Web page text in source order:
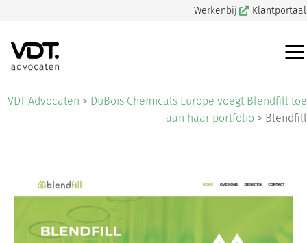
Werkenbij Klantportaal
VDT Advocaten > DuBois Chemicals Europe voegt Blendfill toe
aan haar portfolio > Blendfill